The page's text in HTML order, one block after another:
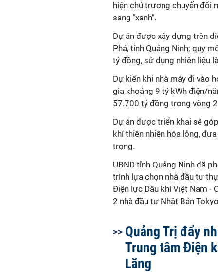
hiện chủ trương chuyển đổi
sang "xanh".
Dự án được xây dựng trên
Phả, tỉnh Quảng Ninh; quy
tỷ đồng, sử dụng nhiên liệu
Dự kiến khi nhà máy đi vào
gia khoảng 9 tỷ kWh điện/
57.700 tỷ đồng trong vòng
Dự án được triển khai sẽ
khí thiên nhiên hóa lỏng,
trọng.
UBND tỉnh Quảng Ninh đã
trình lựa chọn nhà đầu tư
Điện lực Dầu khí Việt Nam -
2 nhà đầu tư Nhật Bản
Quảng Trị đẩy
Trung tâm Điện
Lăng